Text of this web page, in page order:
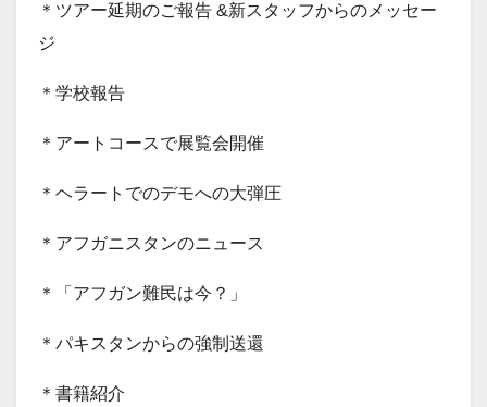
＊ツアー延期のご報告 &新スタッフからのメッセー
ジ
＊学校報告
＊アートコースで展覧会開催
＊ヘラートでのデモへの大弾圧
＊アフガニスタンのニュース
＊「アフガン難民は今？」
＊パキスタンからの強制送還
＊書籍紹介